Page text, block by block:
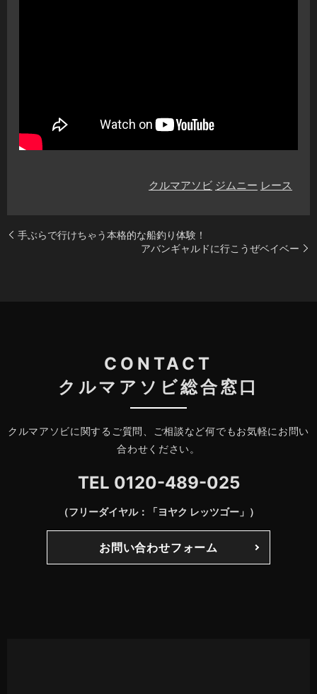
クルマアソビ ジムニー レース
手ぶらで行けちゃう本格的な船釣り体験！
アバンギャルドに行こうぜベイベー
CONTACT
クルマアソビ総合窓口
クルマアソビに関するご質問、ご相談など何でもお気軽にお問い
合わせください。
TEL 0120-489-025
（フリーダイヤル：「ヨヤク レッツゴー」）
お問い合わせフォーム